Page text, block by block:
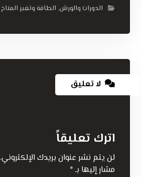
الدورات والورش, الطاقة وتغير المناخ
لا تعليق
اترك تعليقاً
لن يتم نشر عنوان بريدك الإلكتروني.
مشار إليها بـ*